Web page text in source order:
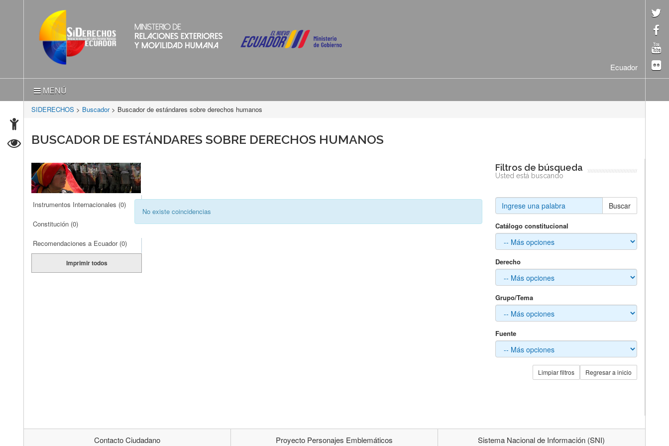
Ecuador
MENÚ
SIDERECHOS > Buscador > Buscador de estándares sobre derechos humanos
BUSCADOR DE ESTÁNDARES SOBRE DERECHOS HUMANOS
Instrumentos Internacionales (0)
Constitución (0)
Recomendaciones a Ecuador (0)
Imprimir todos
No existe coincidencias
Filtros de búsqueda
Usted está buscando
Buscar
Catálogo constitucional
Derecho
Grupo/Tema
Fuente
Regresar a inicio
Limpiar filtros
Contacto Ciudadano Proyecto Personajes Emblemáticos Sistema Nacional de Información (SNI)